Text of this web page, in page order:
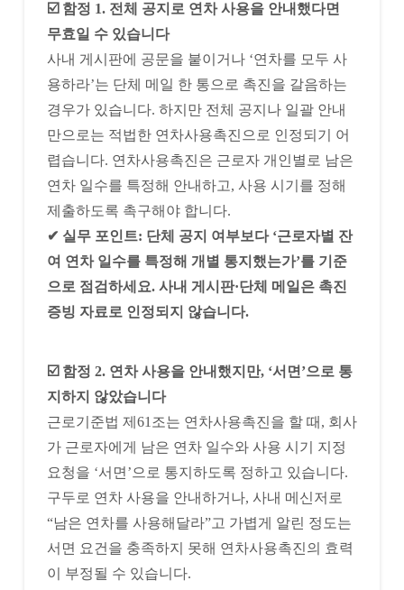
☑️ 함정 1. 전체 공지로 연차 사용을 안내했다면
무효일 수 있습니다
사내 게시판에 공문을 붙이거나 ‘연차를 모두 사
용하라’는 단체 메일 한 통으로 촉진을 갈음하는
경우가 있습니다. 하지만 전체 공지나 일괄 안내
만으로는 적법한 연차사용촉진으로 인정되기 어
렵습니다. 연차사용촉진은 근로자 개인별로 남은
연차 일수를 특정해 안내하고, 사용 시기를 정해
제출하도록 촉구해야 합니다.
✔ 실무 포인트: 단체 공지 여부보다 ‘근로자별 잔
여 연차 일수를 특정해 개별 통지했는가’를 기준
으로 점검하세요. 사내 게시판·단체 메일은 촉진
증빙 자료로 인정되지 않습니다.
☑️ 함정 2. 연차 사용을 안내했지만, ‘서면’으로 통
지하지 않았습니다
근로기준법 제61조는 연차사용촉진을 할 때, 회사
가 근로자에게 남은 연차 일수와 사용 시기 지정
요청을 ‘서면’으로 통지하도록 정하고 있습니다.
구두로 연차 사용을 안내하거나, 사내 메신저로
“남은 연차를 사용해달라”고 가볍게 알린 정도는
서면 요건을 충족하지 못해 연차사용촉진의 효력
이 부정될 수 있습니다.